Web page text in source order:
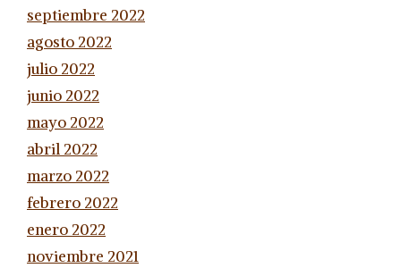
septiembre 2022
agosto 2022
julio 2022
junio 2022
mayo 2022
abril 2022
marzo 2022
febrero 2022
enero 2022
noviembre 2021